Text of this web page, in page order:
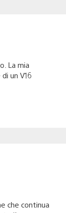
La mia
un V16
che continua